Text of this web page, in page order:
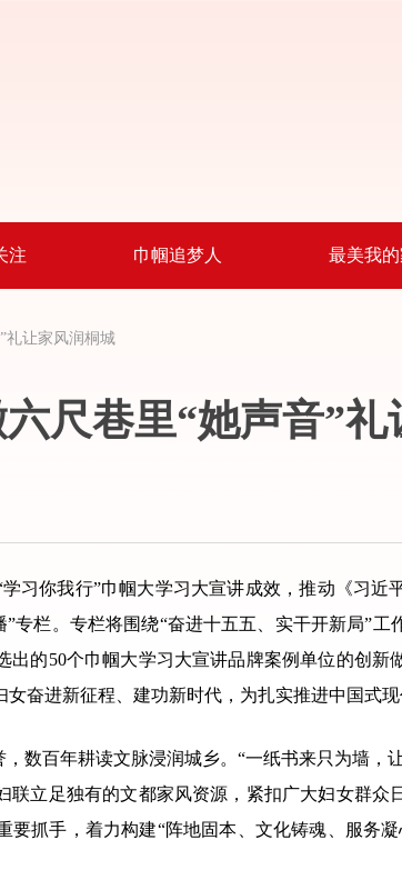
注 巾帼追梦人 最美我的
礼让家风润桐城
尺巷里“她声音”
你我行”巾帼大学习大宣讲成效，推动《习近
专栏。专栏将围绕“奋进十五五、实干开新局”
出的50个巾帼大学习大宣讲品牌案例单位的创
奋进新征程、建功新时代，为扎实推进中国式现
百年耕读文脉浸润城乡。“一纸书来只为墙，
联立足独有的文都家风资源，紧扣广大妇女群
要抓手，着力构建“阵地固本、文化铸魂、服务